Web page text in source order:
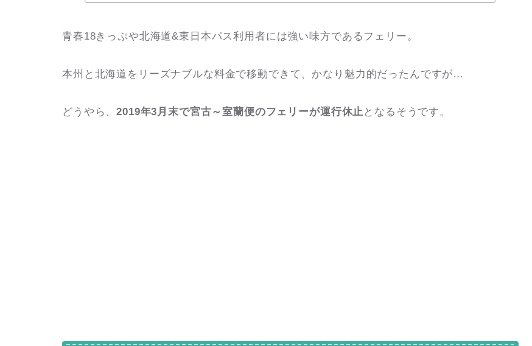
青春18きっぷや北海道&東日本パス利用者には強い味方であるフェリー。
本州と北海道をリーズナブルな料金で移動できて、かなり魅力的だったんですが…
どうやら、2019年3月末で宮古～室蘭便のフェリーが運行休止 となるそうです。